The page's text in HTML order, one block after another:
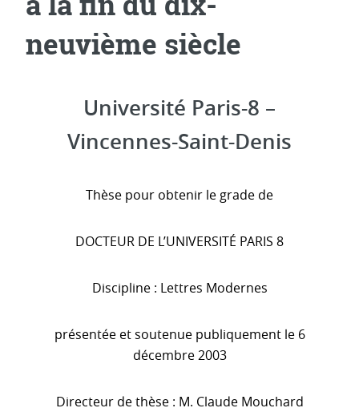
neuvième siècle
Université Paris-8 –
Vincennes-Saint-Denis
Thèse pour obtenir le grade de
DOCTEUR DE L’UNIVERSITÉ PARIS 8
Discipline : Lettres Modernes
présentée et soutenue publiquement le 6
décembre 2003
Directeur de thèse : M. Claude Mouchard